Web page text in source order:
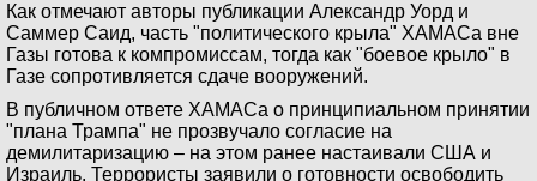
Как отмечают авторы публикации Александр Уорд и
Саммер Саид, часть "политического крыла" ХАМАСа вне
Газы готова к компромиссам, тогда как "боевое крыло" в
Газе сопротивляется сдаче вооружений.
В публичном ответе ХАМАСа о принципиальном принятии
"плана Трампа" не прозвучало согласие на
демилитаризацию – на этом ранее настаивали США и
Израиль. Террористы заявили о готовности освободить